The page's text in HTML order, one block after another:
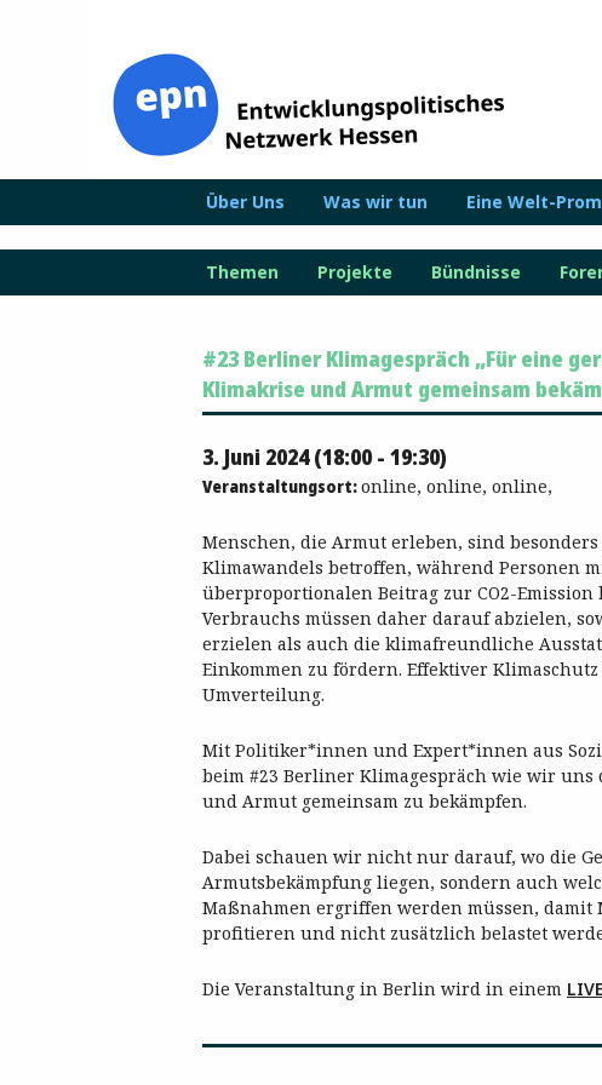
Über Uns Was wir tun Eine Welt-
Themen Projekte Bündnisse
#23 Berliner Klimagespräch „Für eine
Klimakrise und Armut gemeinsam
3. Juni 2024 (18:00 - 19:30)
Veranstaltungsort:online, online, online,
Menschen, die Armut erleben, sind
Klimawandels betroffen, während Personen
überproportionalen Beitrag zur CO2-
Verbrauchs müssen daher darauf abzielen,
erzielen als auch die klimafreundliche
Einkommen zu fördern. Effektiver
Umverteilung.
Mit Politiker*innen und Expert*innen aus
beim #23 Berliner Klimagespräch wie wir
und Armut gemeinsam zu bekämpfen.
Dabei schauen wir nicht nur darauf, wo die
Armutsbekämpfung liegen, sondern auch
Maßnahmen ergriffen werden müssen,
profitieren und nicht zusätzlich belastet
Die Veranstaltung in Berlin wird in einem